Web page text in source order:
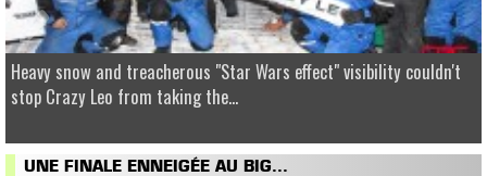
Heavy snow and treacherous "Star Wars effect" visibility couldn't
stop Crazy Leo from taking the...
UNE FINALE ENNEIGÉE AU BIG...